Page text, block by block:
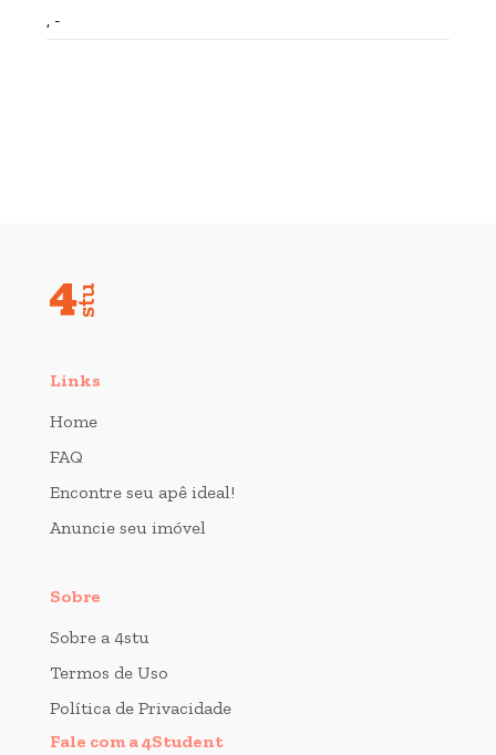
, -
Links
Home
FAQ
Encontre seu apê ideal!
Anuncie seu imóvel
Sobre
Sobre a 4stu
Termos de Uso
Política de Privacidade
Fale com a 4Student